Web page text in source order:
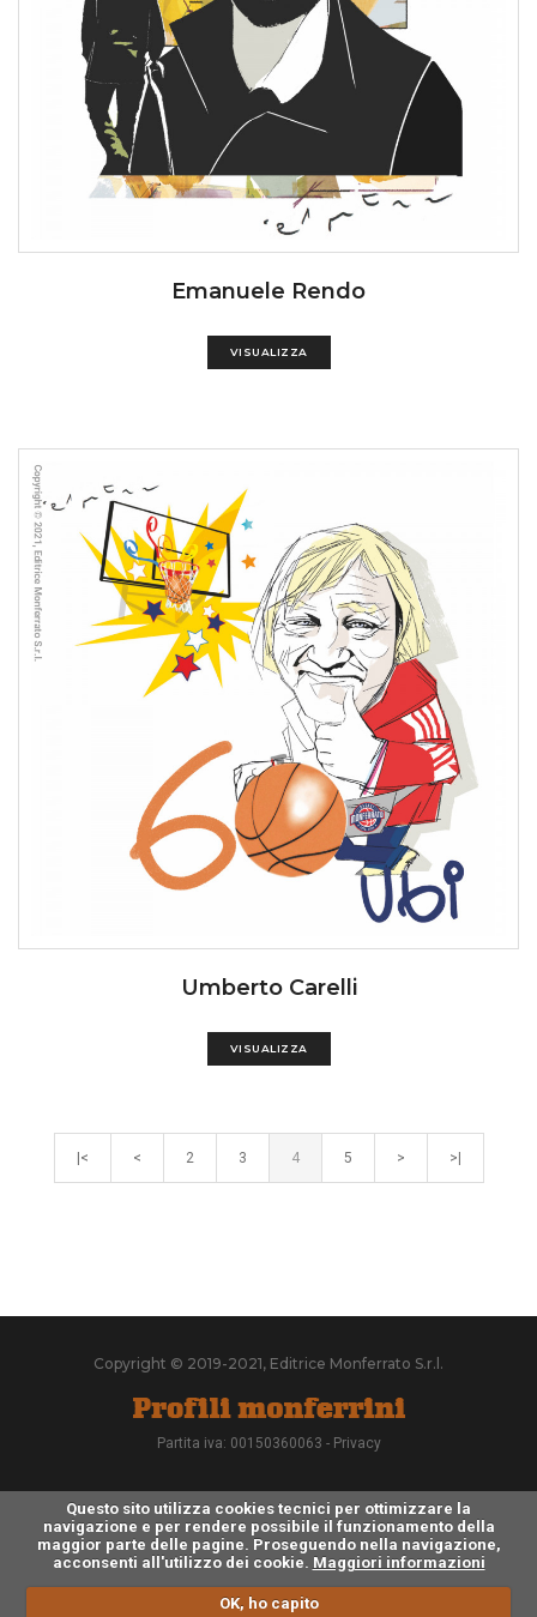
Emanuele Rendo
VISUALIZZA
Umberto Carelli
VISUALIZZA
|< < 2 3 4 5 > >|
Copyright © 2019-2021, Editrice Monferrato S.r.l.
Partita iva: 00150360063 - Privacy
Questo sito utilizza cookies tecnici per ottimizzare la
navigazione e per rendere possibile il funzionamento della
maggior parte delle pagine. Proseguendo nella navigazione,
acconsenti all'utilizzo dei cookie. Maggiori informazioni
OK, ho capito